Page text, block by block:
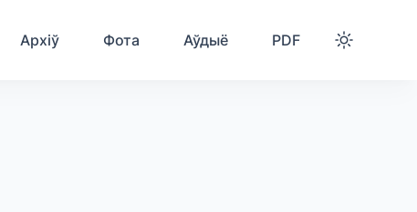
Архіў Фота Аўдыё PDF